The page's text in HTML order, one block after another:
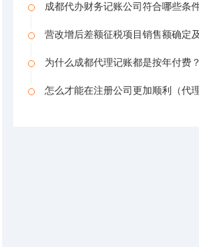
成都代办财务记账公司符合哪些条件值
营改增后差额征税项目销售额确定及发票开
为什么成都代理记账都是按年付费？
怎么才能在注册公司更加顺利（代理记账漏报